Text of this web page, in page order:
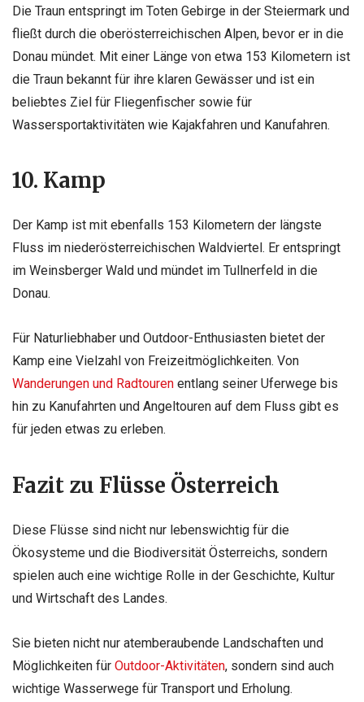
Die Traun entspringt im Toten Gebirge in der Steiermark und
fließt durch die oberösterreichischen Alpen, bevor er in die
Donau mündet. Mit einer Länge von etwa 153 Kilometern ist
die Traun bekannt für ihre klaren Gewässer und ist ein
beliebtes Ziel für Fliegenfischer sowie für
Wassersportaktivitäten wie Kajakfahren und Kanufahren.
10. Kamp
Der Kamp ist mit ebenfalls 153 Kilometern der längste
Fluss im niederösterreichischen Waldviertel. Er entspringt
im Weinsberger Wald und mündet im Tullnerfeld in die
Donau.
Für Naturliebhaber und Outdoor-Enthusiasten bietet der
Kamp eine Vielzahl von Freizeitmöglichkeiten. Von
Wanderungen und Radtouren entlang seiner Uferwege bis
hin zu Kanufahrten und Angeltouren auf dem Fluss gibt es
für jeden etwas zu erleben.
Fazit zu Flüsse Österreich
Diese Flüsse sind nicht nur lebenswichtig für die
Ökosysteme und die Biodiversität Österreichs, sondern
spielen auch eine wichtige Rolle in der Geschichte, Kultur
und Wirtschaft des Landes.
Sie bieten nicht nur atemberaubende Landschaften und
Möglichkeiten für Outdoor-Aktivitäten, sondern sind auch
wichtige Wasserwege für Transport und Erholung.